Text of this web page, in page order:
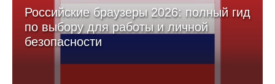
Российские браузеры 2026: полный гид
по выбору для работы и личной
безопасности